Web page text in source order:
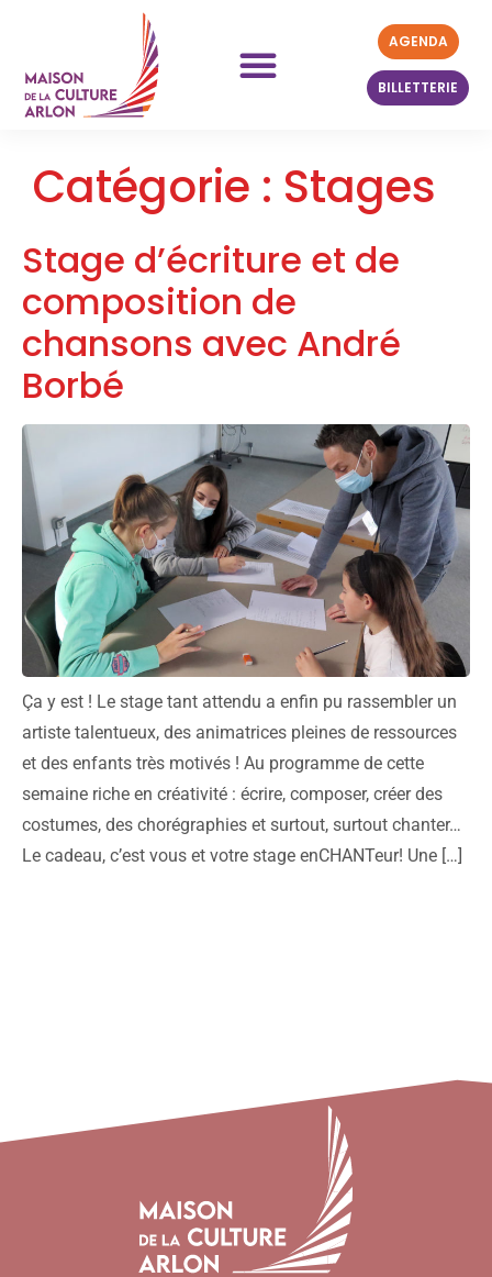
AGENDA
BILLETTERIE
Catégorie : Stages
Stage d’écriture et de
composition de
chansons avec André
Borbé
Ça y est ! Le stage tant attendu a enfin pu rassembler un
artiste talentueux, des animatrices pleines de ressources
et des enfants très motivés ! Au programme de cette
semaine riche en créativité : écrire, composer, créer des
costumes, des chorégraphies et surtout, surtout chanter…
Le cadeau, c’est vous et votre stage enCHANTeur! Une […]